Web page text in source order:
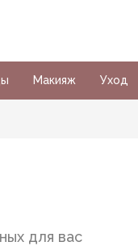
Макияж Уход
для вас